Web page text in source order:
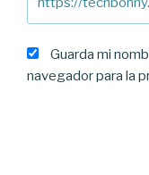
Guarda mi
navegador para la